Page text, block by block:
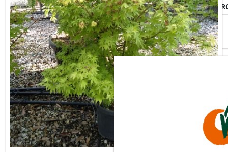
ACER PALMATUM SKEETERS